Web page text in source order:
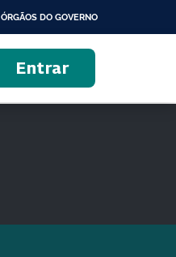
ÓRGÃOS DO GOVERNO
Entrar